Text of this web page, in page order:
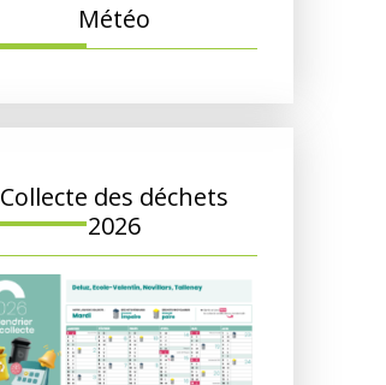
Météo
Collecte des déchets
2026